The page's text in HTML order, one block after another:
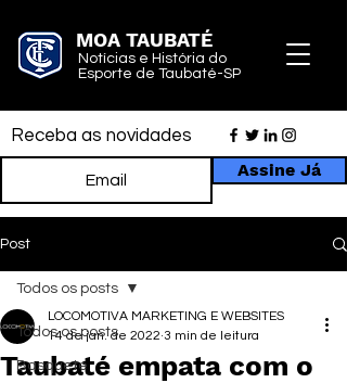
MOA TAUBATÉ
Notícias e História do
Esporte de Taubaté-SP
Receba as novidades
Assine Já
Post
Todos os posts
Basquete
Todos os posts
Taubaté empata com o
LOCOMOTIVA MARKETING E WEBSITES
14 de jan. de 2022 3 min de leitura